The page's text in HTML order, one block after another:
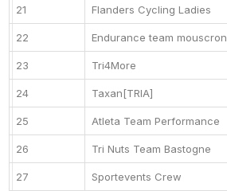
21 Flanders Cycling Ladies
22 Endurance team mouscron
23 Tri4More
24 Taxan[TRIA]
25 Atleta Team Performance
26 Tri Nuts Team Bastogne
27 Sportevents Crew